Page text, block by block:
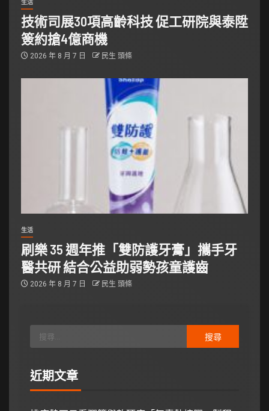
生活
技術司展30項高齡科技 促工研院與泰陞
簽約搶4億商機
2026 年 8 月 7 日 民生 頭條
生活
刷樂 35 週年推「雙防護牙膏」攜手牙
醫共研 結合公益助弱勢孩童護齒
2026 年 8 月 7 日 民生 頭條
近期文章